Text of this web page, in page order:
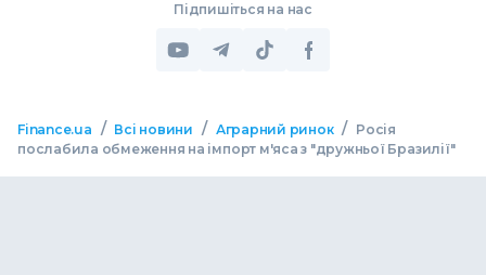
Підпишіться на нас
Finance.ua / Всі новини / Аграрний ринок / Росія
послабила обмеження на імпорт м'яса з "дружньої Бразилії"